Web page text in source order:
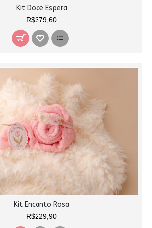
Kit Doce Espera
R$379,60
Kit Encanto Rosa
R$229,90